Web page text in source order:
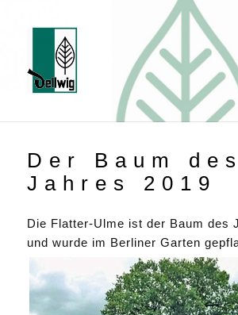
Robert Dellwig
Der Baum des
Jahres 2019
Die Flatter-Ulme ist der Baum des
und wurde im Berliner Garten